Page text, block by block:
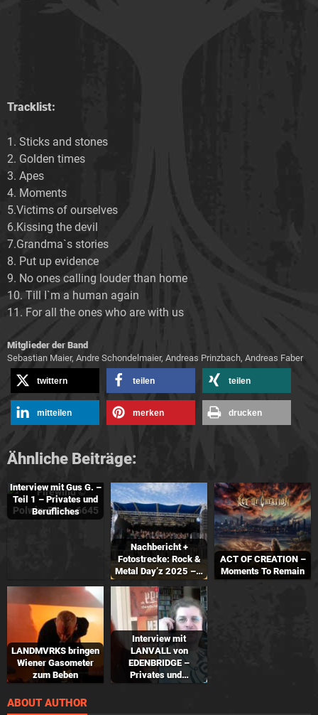
Tracklist:
1. Sticks and stones
2. Golden times
3. Apes
4. Moments
5.Victims of ourselves
6.Kissing the devil
7.Grandma`s stories
8. Put up evidence
9. No ones calling louder than home
10. Till I`m a human again
11. For all the ones who are with us
Mitglieder der Band
Sebastian Maier, Andre Schondelmaier, Andreas Prinzbach, Andreas Faber
twittern teilen teilen
mitteilen merken drucken
Ähnliche Beiträge:
Interview mit Gus G. –
Teil 1 – Privates und
Berufliches
Nachbericht +
Fotostrecke: Rock &
Metal Day’z 2025 –…
ACT OF CREATION –
Moments To Remain
LANDMVRKS bringen
Wiener Gasometer
zum Beben
Interview mit
LANVALL von
EDENBRIDGE –
Privates und…
ABOUT AUTHOR